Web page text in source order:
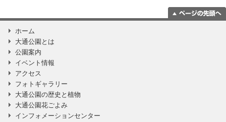
ホーム
大通公園とは
公園案内
イベント情報
アクセス
フォトギャラリー
大通公園の歴史と植物
大通公園花ごよみ
インフォメーションセンター